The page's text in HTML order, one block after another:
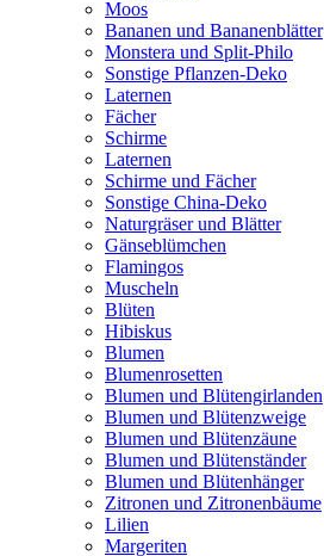
Moos
Bananen und Bananenblätter
Monstera und Split-Philo
Sonstige Pflanzen-Deko
Laternen
Fächer
Schirme
Laternen
Schirme und Fächer
Sonstige China-Deko
Naturgräser und Blätter
Gänseblümchen
Flamingos
Muscheln
Blüten
Hibiskus
Blumen
Blumenrosetten
Blumen und Blütengirlanden
Blumen und Blütenzweige
Blumen und Blütenzäune
Blumen und Blütenständer
Blumen und Blütenhänger
Zitronen und Zitronenbäume
Lilien
Margeriten